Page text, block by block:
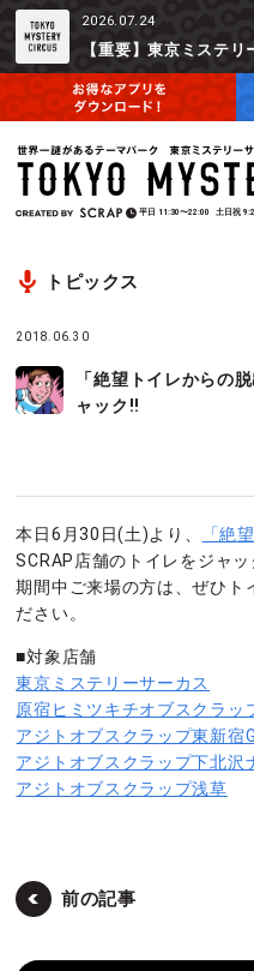
2026.07.24
平日 11:30〜22:00 土日祝
トピックス
2018.06.30
「絶望トイレからの
ャック!!
本日6月30日(土)より、 「絶
SCRAP店舗のトイレをジャッ
期間中ご来場の方は、ぜひト
ださい。
■対象店舗
東京ミステリーサーカス
原宿ヒミツキチオブスクラッ
アジトオブスクラップ東新宿
アジトオブスクラップ下北沢
アジトオブスクラップ浅草
前の記事